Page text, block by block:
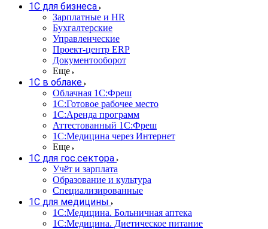
1С для бизнеса
Зарплатные и HR
Бухгалтерские
Управленческие
Проект-центр ERP
Документооборот
Еще
1C в облаке
Облачная 1С:Фреш
1С:Готовое рабочее место
1C:Аренда программ
Аттестованный 1С:Фреш
1С:Медицина через Интернет
Еще
1С для гос.сектора
Учёт и зарплата
Образование и культура
Специализированные
1С для медицины
1С:Медицина. Больничная аптека
1С:Медицина. Диетическое питание